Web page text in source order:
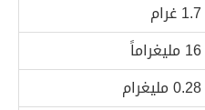
1.7 غرام
16 مليغراماً
0.28 مليغرام